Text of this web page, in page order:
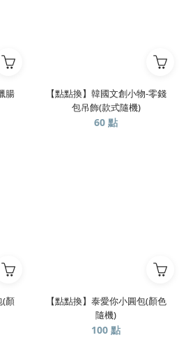
腸
【點點換】韓國文創小物-零錢
包吊飾(款式隨機)
60 點
(顏
【點點換】泰愛你小圓包(顏色
隨機)
100 點